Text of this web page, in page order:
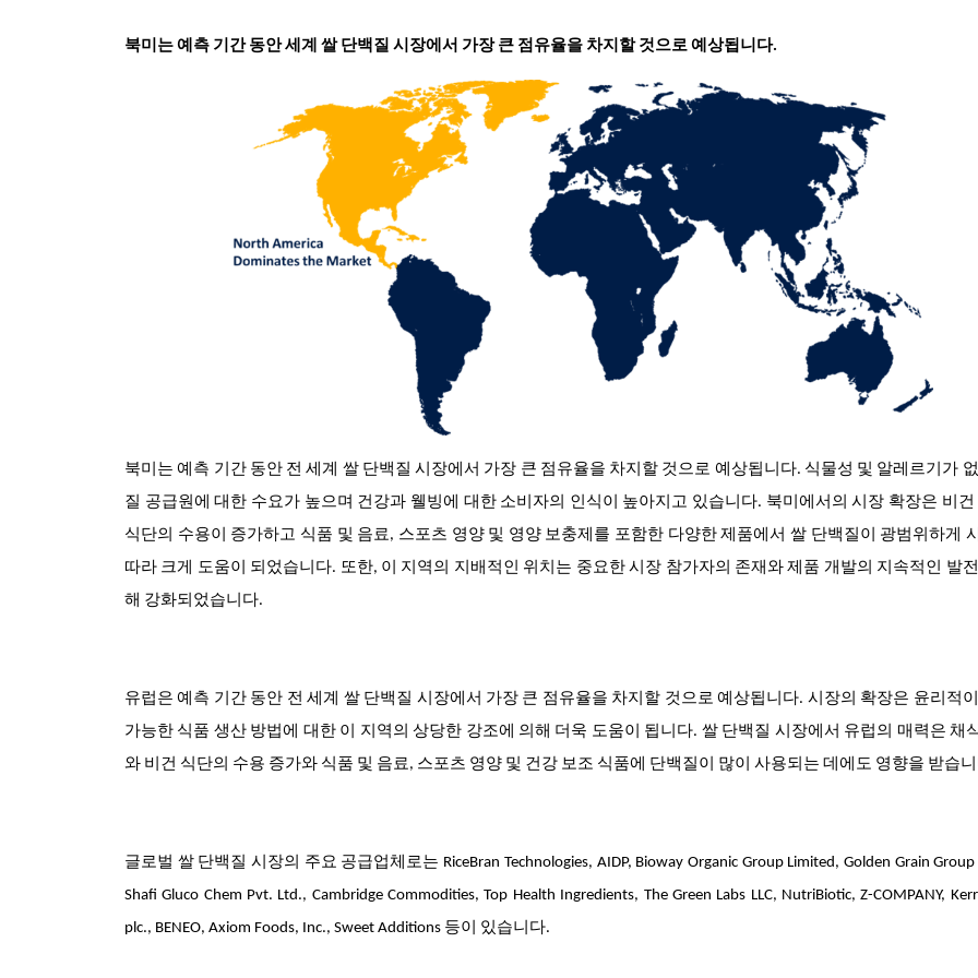
북미는 예측 기간 동안 세계 쌀 단백질 시장에서 가장 큰 점유율을 차지할 것으로 예상됩니다.
북미는 예측 기간 동안 전 세계 쌀 단백질 시장에서 가장 큰 점유율을 차지할 것으로 예상됩니다. 식물성 및 알레르기가
질 공급원에 대한 수요가 높으며 건강과 웰빙에 대한 소비자의 인식이 높아지고 있습니다. 북미에서의 시장 확장은 비건
식단의 수용이 증가하고 식품 및 음료, 스포츠 영양 및 영양 보충제를 포함한 다양한 제품에서 쌀 단백질이 광범위하게
따라 크게 도움이 되었습니다. 또한, 이 지역의 지배적인 위치는 중요한 시장 참가자의 존재와 제품 개발의 지속적인 발
해 강화되었습니다.
유럽은 예측 기간 동안 전 세계 쌀 단백질 시장에서 가장 큰 점유율을 차지할 것으로 예상됩니다. 시장의 확장은 윤리적
가능한 식품 생산 방법에 대한 이 지역의 상당한 강조에 의해 더욱 도움이 됩니다. 쌀 단백질 시장에서 유럽의 매력은 채
와 비건 식단의 수용 증가와 식품 및 음료, 스포츠 영양 및 건강 보조 식품에 단백질이 많이 사용되는 데에도 영향을 받습
글로벌 쌀 단백질 시장의 주요 공급업체로는 RiceBran Technologies, AIDP, Bioway Organic Group Limited, Golden Grain Group
Shafi Gluco Chem Pvt. Ltd., Cambridge Commodities, Top Health Ingredients, The Green Labs LLC, NutriBiotic, Z-COMPANY,
plc., BENEO, Axiom Foods, Inc., Sweet Additions 등이 있습니다.